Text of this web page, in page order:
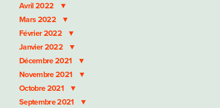
Avril 2022
Mars 2022
Février 2022
Janvier 2022
Décembre 2021
Novembre 2021
Octobre 2021
Septembre 2021